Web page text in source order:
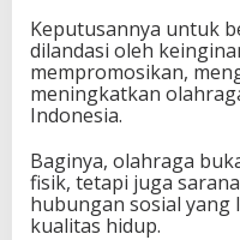
Keputusannya untuk
dilandasi oleh
mempromosikan,
meningkatkan
Indonesia.
Baginya, olahraga
fisik, tetapi juga
hubungan sosial yang
kualitas hidup.